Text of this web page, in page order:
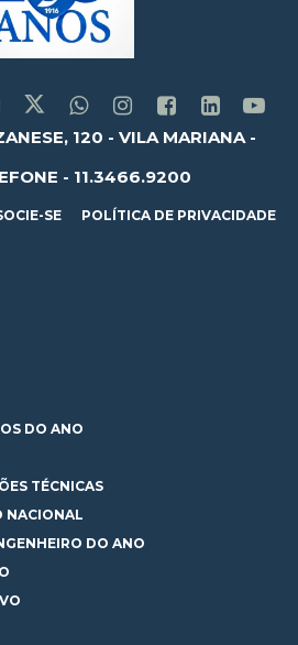
120 - VILA MARIANA -
- 11.3466.9200
SE POLÍTICA DE PRIVACIDADE
DO ANO
TÉCNICAS
NACIONAL
DO ANO